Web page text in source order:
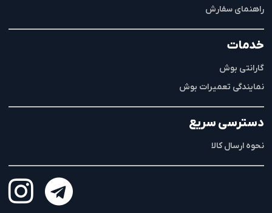
راهنمای سفارش
خدمات
گارانتی بوش
نمایندگی تعمیرات بوش
دسترسی سریع
نحوه ارسال کالا